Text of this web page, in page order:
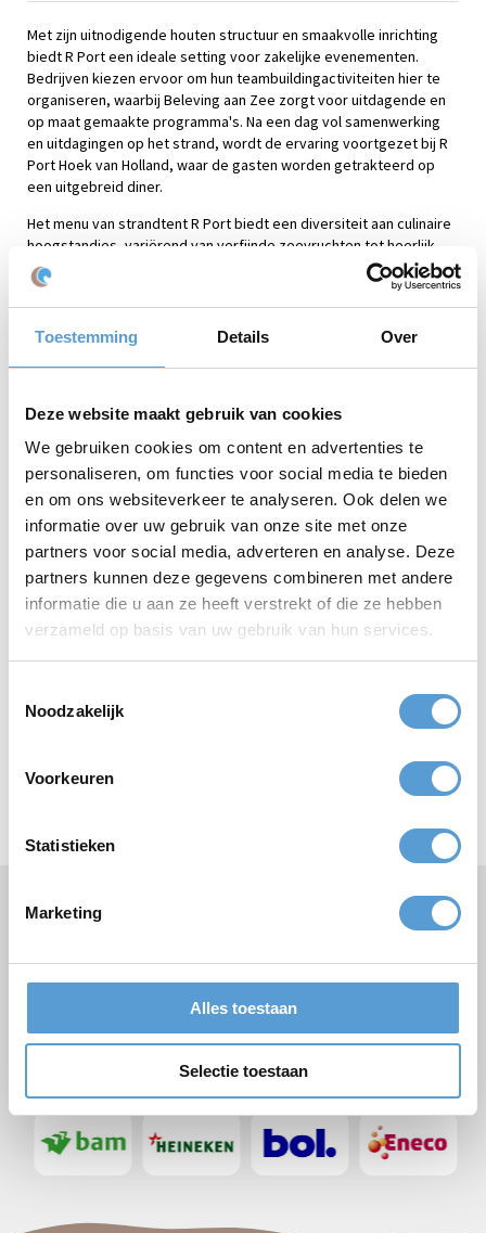
Toestemming Details Over
Deze website maakt gebruik van cookies
We gebruiken cookies om content en advertenties te
personaliseren, om functies voor social media te bieden
en om ons websiteverkeer te analyseren. Ook delen we
informatie over uw gebruik van onze site met onze
partners voor social media, adverteren en analyse. Deze
partners kunnen deze gegevens combineren met andere
informatie die u aan ze heeft verstrekt of die ze hebben
verzameld op basis van uw gebruik van hun services.
Noodzakelijk
Voorkeuren
Statistieken
Marketing
Alles toestaan
Selectie toestaan
Met zijn uitnodigende houten structuur en smaakvolle inrichting
biedt R Port een ideale setting voor zakelijke evenementen.
Bedrijven kiezen ervoor om hun teambuildingactiviteiten hier te
organiseren, waarbij Beleving aan Zee zorgt voor uitdagende en
op maat gemaakte programma's. Na een dag vol samenwerking
en uitdagingen op het strand, wordt de ervaring voortgezet bij R
Port Hoek van Holland, waar de gasten worden getrakteerd op
een uitgebreid diner.
Het menu van strandtent R Port biedt een diversiteit aan culinaire
hoogstandjes, variërend van verfijnde zeevruchten tot heerlijk
bereide vleesgerechten, perfect afgestemd op de wensen van
de gasten. Terwijl de avond vordert, zorgen de gastvrije sfeer en
de warme ambiance van R Port ervoor dat de zakelijke connecties
verder worden versterkt, terwijl er ontspannen gesprekken
van medewerkers, of het vieren van zakelijk succes, Strandtent R
samenwerking met Beleving aan Zee creëert het een
gedenkwaardige ervaring die de professionele banden versterkt
en bijdraagt aan een positieve bedrijfscultuur.
Locatie:Strandtent Rport - Zeekant 103, 3151 HW, Hoek van
Holland
Offerte aanvragen
✔ Specialist bedrijfsuitjes & zakelijke evenementen
✔ Scheveningen + meer strandlocaties Zuid-Hollandse kust
Voor alle deelnemers wat wils. Iedereen geniet!
De volgende bedrijven gingen u voor: